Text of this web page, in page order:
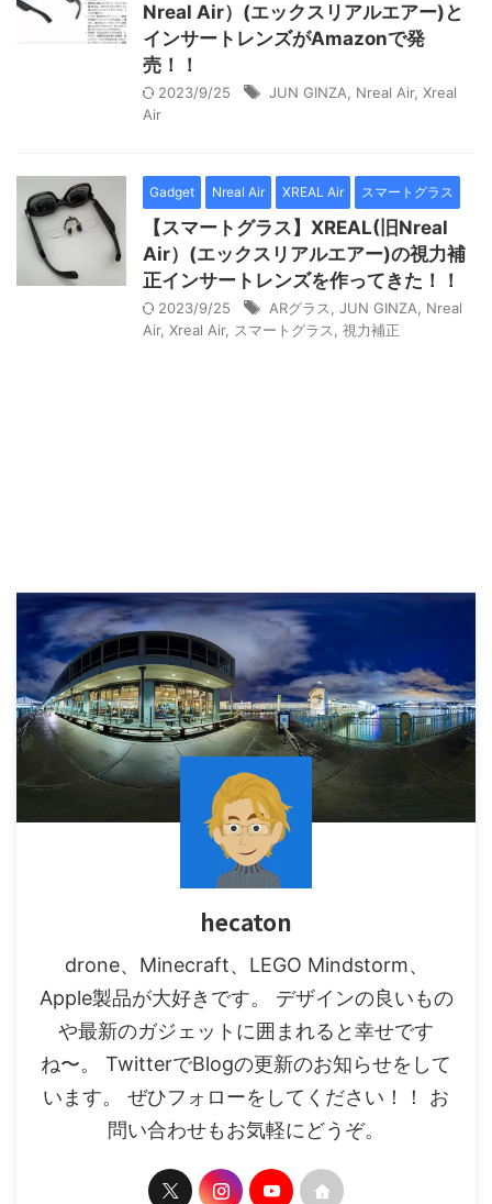
Nreal Air）(エックスリアルエアー)と
インサートレンズがAmazonで発
売！！
2023/9/25 JUN GINZA Nreal Air, Xreal
Air
Gadget Nreal Air XREAL Air スマートグラス
【スマートグラス】XREAL(旧Nreal
Air）(エックスリアルエアー)の視力補
正インサートレンズを作ってきた！！
2023/9/25 ARグラス JUN GINZA
Nreal
Air, Xreal Air, スマートグラス 視力補正
hecaton
drone、Minecraft、LEGO Mindstorm、
Apple製品が大好きです。 デザインの良いもの
や最新のガジェットに囲まれると幸せです
ね〜。 TwitterでBlogの更新のお知らせをして
います。 ぜひフォローをしてください！！ お
問い合わせもお気軽にどうぞ。